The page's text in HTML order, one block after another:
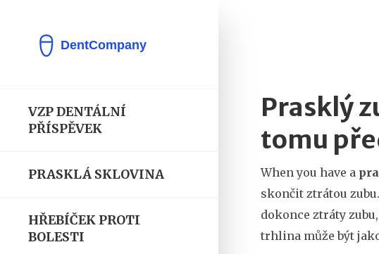
VZP DENTÁLNÍ
PŘÍSPĚVEK
PRASKLÁ SKLOVINA
HŘEBÍČEK PROTI
BOLESTI
Prasklý
tomu
When you have a
skončit ztrátou zubu
dokonce ztráty
trhlina může být